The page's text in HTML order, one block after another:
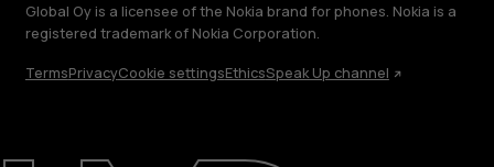
Repair, reuse, recycle
Global Oy is a licensee of the Nokia brand for phones. Nokia is a
registered trademark of Nokia Corporation.
TermsPrivacyCookie settingsEthicsSpeak Up channel